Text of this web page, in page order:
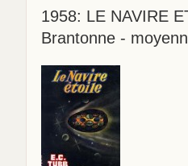
1958: LE NAVIRE
Brantonne -